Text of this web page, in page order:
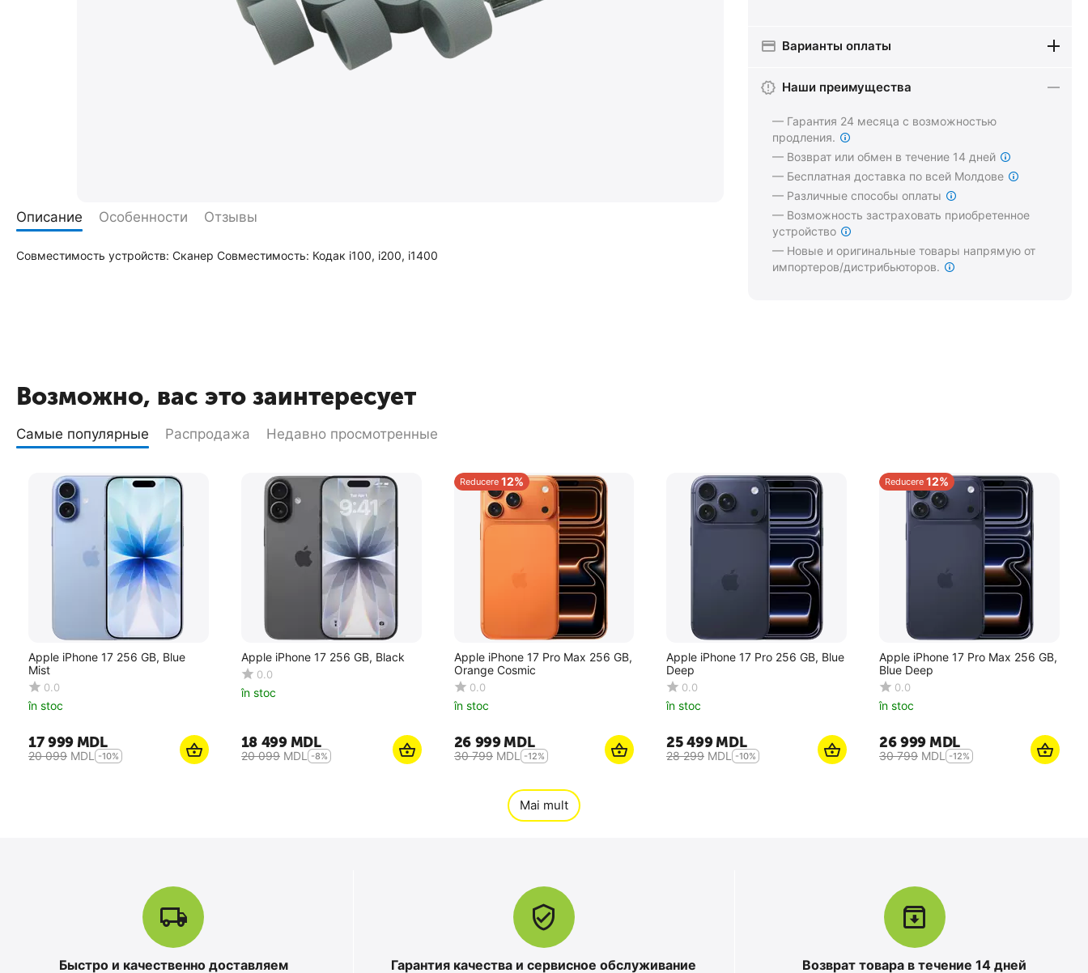
Варианты оплаты
Наши преимущества
— Гарантия 24 месяца с возможностью
продления.
— Возврат или обмен в течение 14 дней
— Бесплатная доставка по всей Молдове
— Различные способы оплаты
— Возможность застраховать приобретенное
устройство
— Новые и оригинальные товары напрямую от
импортеров/дистрибьюторов.
Описание Особенности Отзывы
Совместимость устройств: Сканер Совместимость: Кодак i100, i200, i1400
Возможно, вас это заинтересует
Самые популярные Распродажа Недавно просмотренные
Apple iPhone 17 256 GB, Blue
Mist
0.0
în stoc
17 999MDL
20 099 MDL -10%
Apple iPhone 17 256 GB, Black
0.0
în stoc
18 499MDL
20 099 MDL -8%
Reducere 12%
Apple iPhone 17 Pro Max 256 GB,
Orange Cosmic
0.0
în stoc
26 999MDL
30 799 MDL -12%
Apple iPhone 17 Pro 256 GB, Blue
Deep
0.0
în stoc
25 499MDL
28 299 MDL -10%
Reducere 12%
Apple iPhone 17 Pro Max 256 GB,
Blue Deep
0.0
în stoc
26 999MDL
30 799 MDL -12%
Mai mult
Быстро и качественно доставляем Гарантия качества и сервисное обслуживание Возврат товара в течение 14 дней